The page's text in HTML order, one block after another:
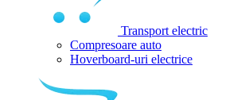
Transport electric
Compresoare auto
Hoverboard-uri electrice